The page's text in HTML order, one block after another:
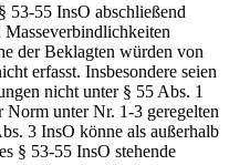
53-55 InsO abschließend
Masseverbindlichkeiten
der Beklagten würden von
erfasst. Insbesondere seien
nicht unter § 55 Abs. 1
Norm unter Nr. 1-3 geregelten
3 InsO könne als außerhalb
§ 53-55 InsO stehende